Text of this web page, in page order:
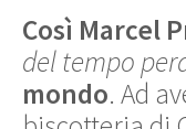
Così Marcel
del tempo
mondo. Ad